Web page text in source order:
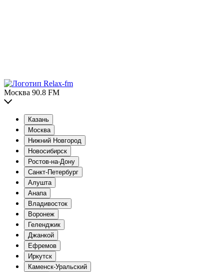
Москва 90.8 FM
Казань
Москва
Нижний Новгород
Новосибирск
Ростов-на-Дону
Санкт-Петербург
Алушта
Анапа
Владивосток
Воронеж
Геленджик
Джанкой
Ефремов
Иркутск
Каменск-Уральский